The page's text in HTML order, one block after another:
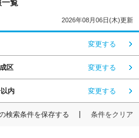
一覧
2026年08月06日(木)更新
変更する
区 変更する
内 変更する
検索条件を保存する 条件をクリア